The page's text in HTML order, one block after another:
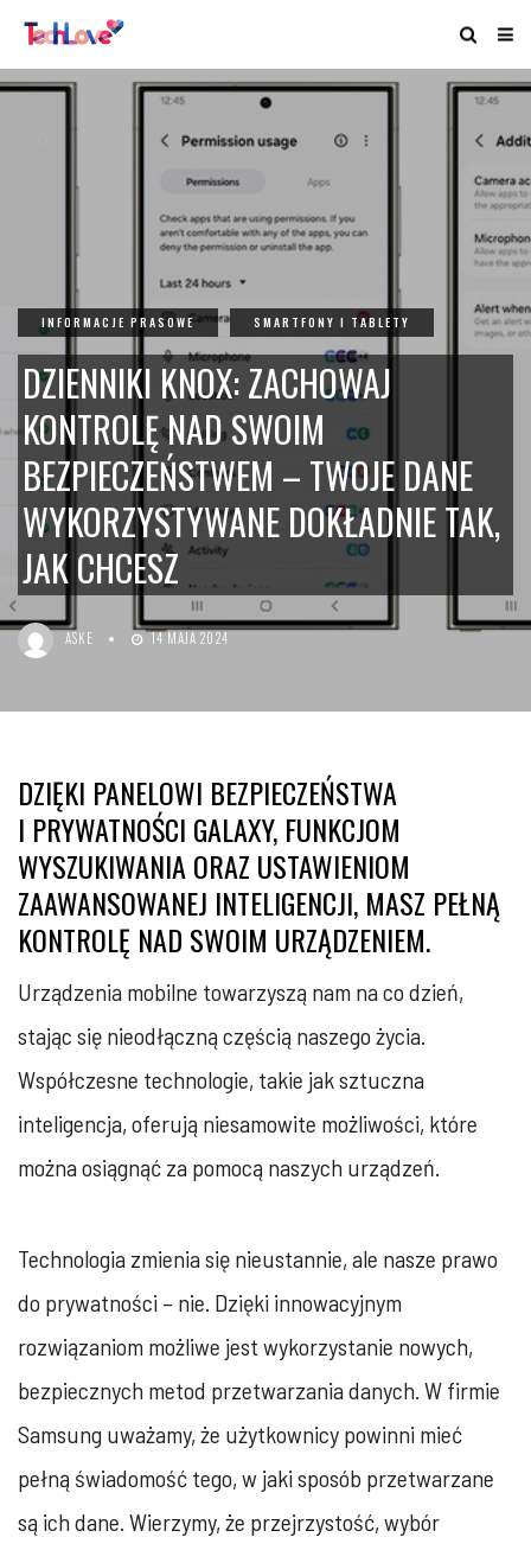
INFORMACJE PRASOWE SMARTFONY I TABLETY
DZIENNIKI KNOX: ZACHOWAJ
KONTROLĘ NAD SWOIM
BEZPIECZEŃSTWEM – TWOJE DANE
WYKORZYSTYWANE DOKŁADNIE TAK,
JAK CHCESZ
ASKE 14 MAJA 2024
DZIĘKI PANELOWI BEZPIECZEŃSTWA
I PRYWATNOŚCI GALAXY, FUNKCJOM
WYSZUKIWANIA ORAZ USTAWIENIOM
ZAAWANSOWANEJ INTELIGENCJI, MASZ PEŁNĄ
KONTROLĘ NAD SWOIM URZĄDZENIEM.
Urządzenia mobilne towarzyszą nam na co dzień,
stając się nieodłączną częścią naszego życia.
Współczesne technologie, takie jak sztuczna
inteligencja, oferują niesamowite możliwości, które
można osiągnąć za pomocą naszych urządzeń.
Technologia zmienia się nieustannie, ale nasze prawo
do prywatności – nie. Dzięki innowacyjnym
rozwiązaniom możliwe jest wykorzystanie nowych,
bezpiecznych metod przetwarzania danych. W firmie
Samsung uważamy, że użytkownicy powinni mieć
pełną świadomość tego, w jaki sposób przetwarzane
są ich dane. Wierzymy, że przejrzystość, wybór